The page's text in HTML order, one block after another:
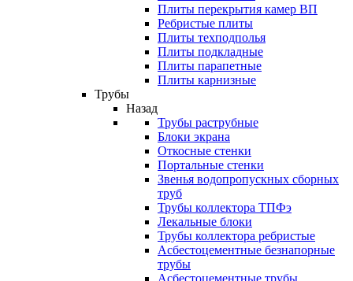
Плиты перекрытия камер ВП
Ребристые плиты
Плиты техподполья
Плиты подкладные
Плиты парапетные
Плиты карнизные
Трубы
Назад
Трубы раструбные
Блоки экрана
Откосные стенки
Портальные стенки
Звенья водопропускных сборных
труб
Трубы коллектора ТПФэ
Лекальные блоки
Трубы коллектора ребристые
Асбестоцементные безнапорные
трубы